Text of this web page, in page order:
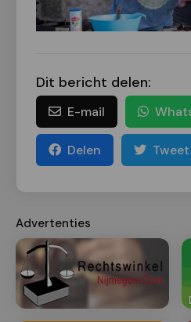
Dit bericht delen:
E-mail
Delen Tweet
Advertenties